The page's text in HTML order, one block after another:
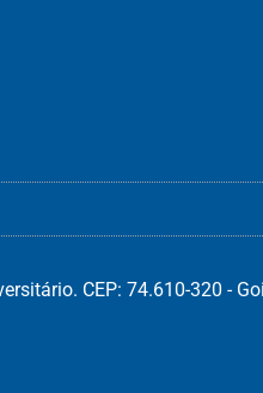
CEP: 74.610-320 -